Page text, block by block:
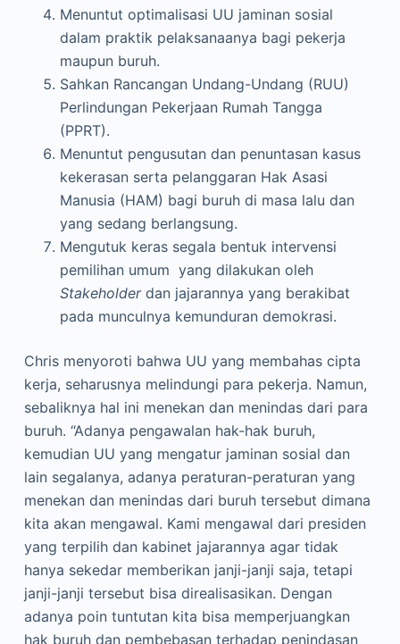
Menuntut optimalisasi UU jaminan sosial
dalam praktik pelaksanaanya bagi pekerja
maupun buruh.
Sahkan Rancangan Undang-Undang (RUU)
Perlindungan Pekerjaan Rumah Tangga
(PPRT).
Menuntut pengusutan dan penuntasan kasus
kekerasan serta pelanggaran Hak Asasi
Manusia (HAM) bagi buruh di masa lalu dan
yang sedang berlangsung.
Mengutuk keras segala bentuk intervensi
pemilihan umum yang dilakukan oleh
Stakeholderdan jajarannya yang berakibat
pada munculnya kemunduran demokrasi.
Chris menyoroti bahwa UU yang membahas cipta
kerja, seharusnya melindungi para pekerja. Namun,
sebaliknya hal ini menekan dan menindas dari para
buruh. “Adanya pengawalan hak-hak buruh,
kemudian UU yang mengatur jaminan sosial dan
lain segalanya, adanya peraturan-peraturan yang
menekan dan menindas dari buruh tersebut dimana
kita akan mengawal. Kami mengawal dari presiden
yang terpilih dan kabinet jajarannya agar tidak
hanya sekedar memberikan janji-janji saja, tetapi
janji-janji tersebut bisa direalisasikan. Dengan
adanya poin tuntutan kita bisa memperjuangkan
hak buruh dan pembebasan terhadap penindasan